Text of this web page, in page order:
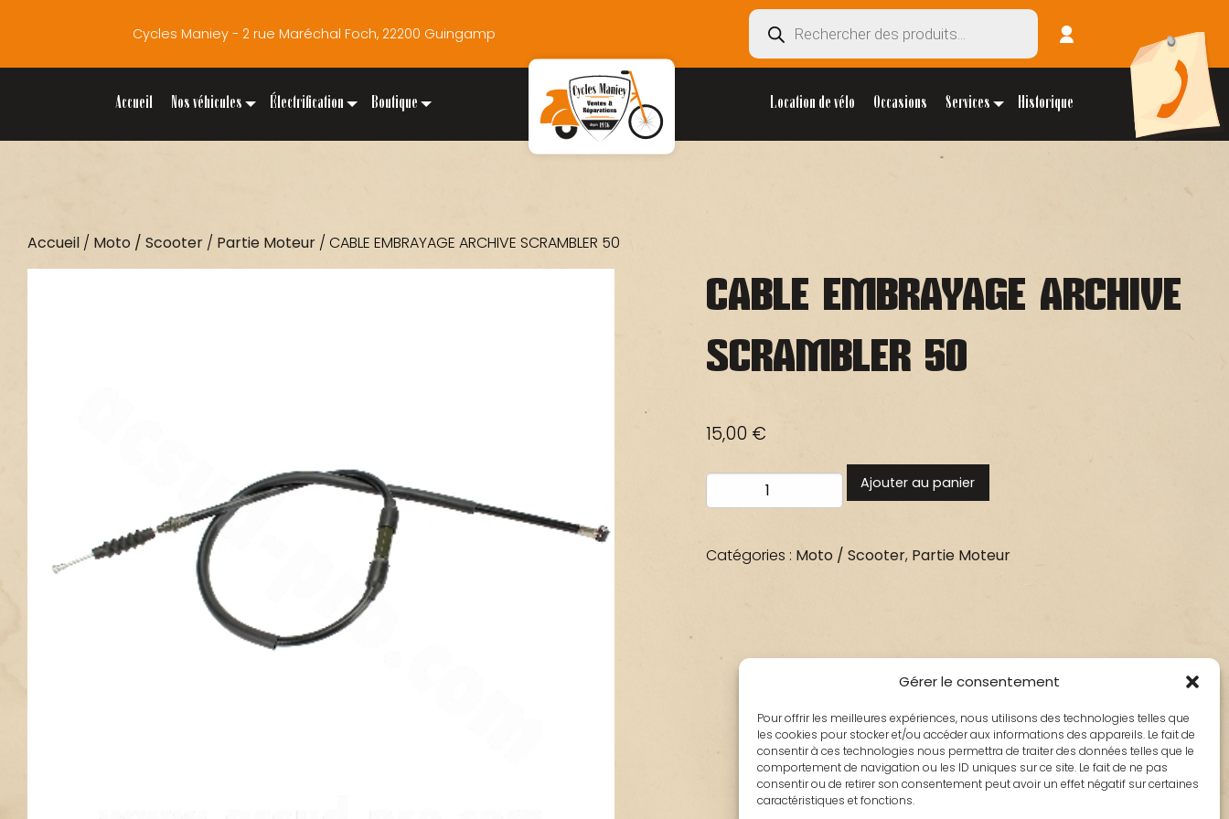
Gérer le consentement
Pour offrir les meilleures expériences, nous utilisons des technologies telles que
les cookies pour stocker et/ou accéder aux informations des appareils. Le fait de
consentir à ces technologies nous permettra de traiter des données telles que le
comportement de navigation ou les ID uniques sur ce site. Le fait de ne pas
consentir ou de retirer son consentement peut avoir un effet négatif sur certaines
caractéristiques et fonctions.
Cycles Maniey - 2 rue Maréchal Foch, 22200 Guingamp
Recherche
produits
Accueil Nos véhicules Électrification Boutique Location de vélo Occasions Services Historique
Accueil / Moto / Scooter / Partie Moteur / CABLE EMBRAYAGE ARCHIVE SCRAMBLER 50
CABLE EMBRAYAGE ARCHIVE
SCRAMBLER 50
15,00 €
de
EMBRAYAGE
Ajouter au panier
Catégories : Moto / Scooter, Partie Moteur